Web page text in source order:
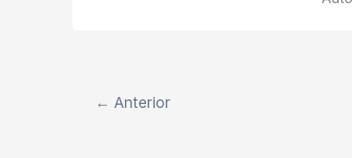
← Anterior